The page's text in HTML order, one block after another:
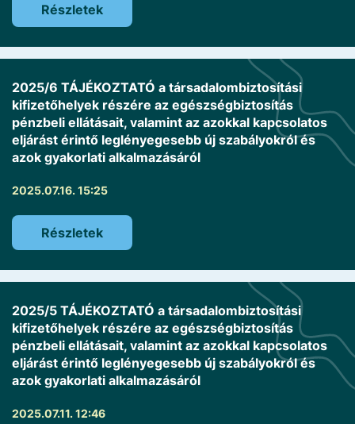
Részletek
2025/6 TÁJÉKOZTATÓ a társadalombiztosítási
kifizetőhelyek részére az egészségbiztosítás
pénzbeli ellátásait, valamint az azokkal kapcsolatos
eljárást érintő leglényegesebb új szabályokról és
azok gyakorlati alkalmazásáról
2025.07.16. 15:25
Részletek
2025/5 TÁJÉKOZTATÓ a társadalombiztosítási
kifizetőhelyek részére az egészségbiztosítás
pénzbeli ellátásait, valamint az azokkal kapcsolatos
eljárást érintő leglényegesebb új szabályokról és
azok gyakorlati alkalmazásáról
2025.07.11. 12:46